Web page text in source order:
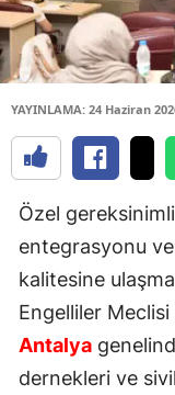
YAYINLAMA: 24 Haziran
Özel
entegrasyonu
kalitesine
Engelliler
Antalya
dernekleri ve